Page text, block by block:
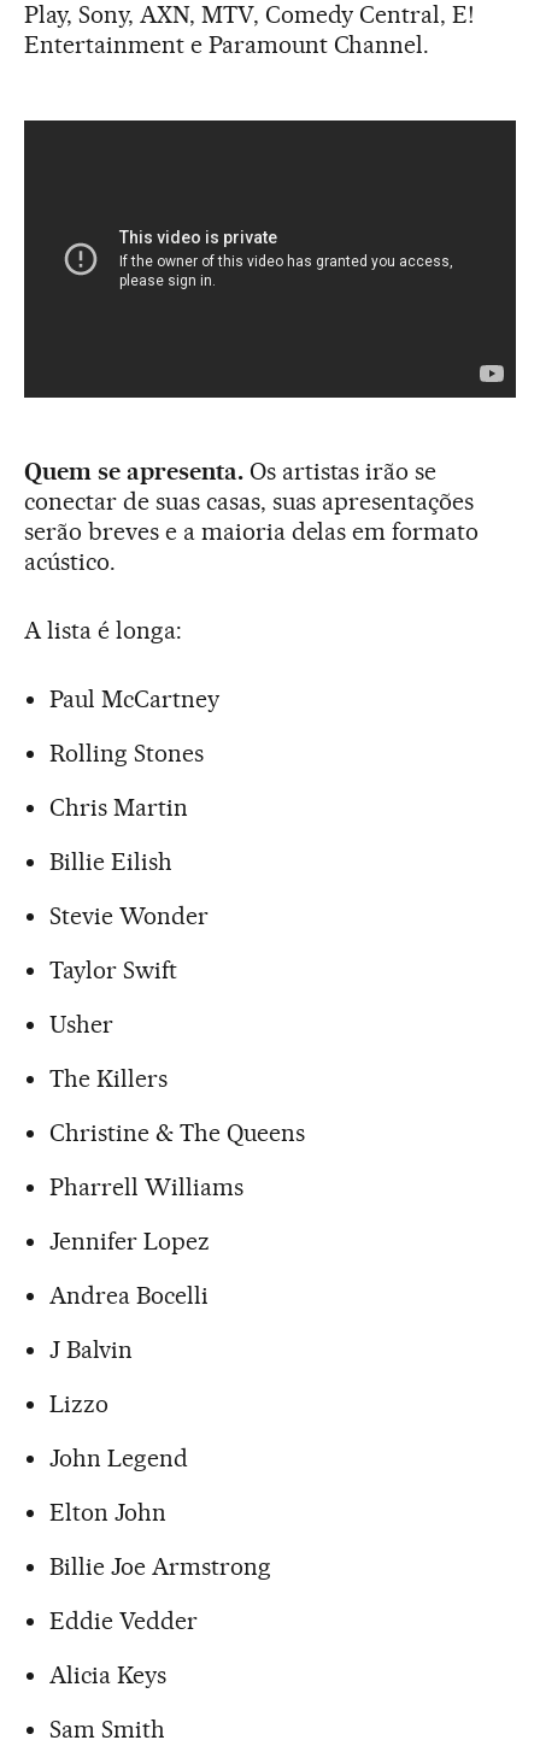
Play, Sony, AXN, MTV, Comedy Central, E!
Entertainment e Paramount Channel.
Quem se apresenta.Os artistas irão se
conectar de suas casas, suas apresentações
serão breves e a maioria delas em formato
acústico.
A lista é longa:
Paul McCartney
Rolling Stones
Chris Martin
Billie Eilish
Stevie Wonder
Taylor Swift
Usher
The Killers
Christine & The Queens
Pharrell Williams
Jennifer Lopez
Andrea Bocelli
J Balvin
Lizzo
John Legend
Elton John
Billie Joe Armstrong
Eddie Vedder
Alicia Keys
Sam Smith